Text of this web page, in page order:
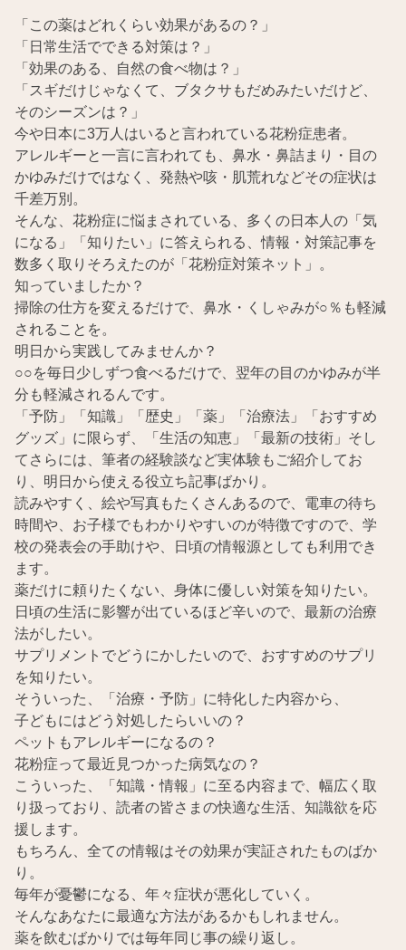
「この薬はどれくらい効果があるの？」
「日常生活でできる対策は？」
「効果のある、自然の食べ物は？」
「スギだけじゃなくて、ブタクサもだめみたいだけど、
そのシーズンは？」
今や日本に3万人はいると言われている花粉症患者。
アレルギーと一言に言われても、鼻水・鼻詰まり・目の
かゆみだけではなく、発熱や咳・肌荒れなどその症状は
千差万別。
そんな、花粉症に悩まされている、多くの日本人の「気
になる」「知りたい」に答えられる、情報・対策記事を
数多く取りそろえたのが「花粉症対策ネット」。
知っていましたか？
掃除の仕方を変えるだけで、鼻水・くしゃみが○％も軽減
されることを。
明日から実践してみませんか？
○○を毎日少しずつ食べるだけで、翌年の目のかゆみが半
分も軽減されるんです。
「予防」「知識」「歴史」「薬」「治療法」「おすすめ
グッズ」に限らず、「生活の知恵」「最新の技術」そし
てさらには、筆者の経験談など実体験もご紹介してお
り、明日から使える役立ち記事ばかり。
読みやすく、絵や写真もたくさんあるので、電車の待ち
時間や、お子様でもわかりやすいのが特徴ですので、学
校の発表会の手助けや、日頃の情報源としても利用でき
ます。
薬だけに頼りたくない、身体に優しい対策を知りたい。
日頃の生活に影響が出ているほど辛いので、最新の治療
法がしたい。
サプリメントでどうにかしたいので、おすすめのサプリ
を知りたい。
そういった、「治療・予防」に特化した内容から、
子どもにはどう対処したらいいの？
ペットもアレルギーになるの？
花粉症って最近見つかった病気なの？
こういった、「知識・情報」に至る内容まで、幅広く取
り扱っており、読者の皆さまの快適な生活、知識欲を応
援します。
もちろん、全ての情報はその効果が実証されたものばか
り。
毎年が憂鬱になる、年々症状が悪化していく。
そんなあなたに最適な方法があるかもしれません。
薬を飲むばかりでは毎年同じ事の繰り返し。